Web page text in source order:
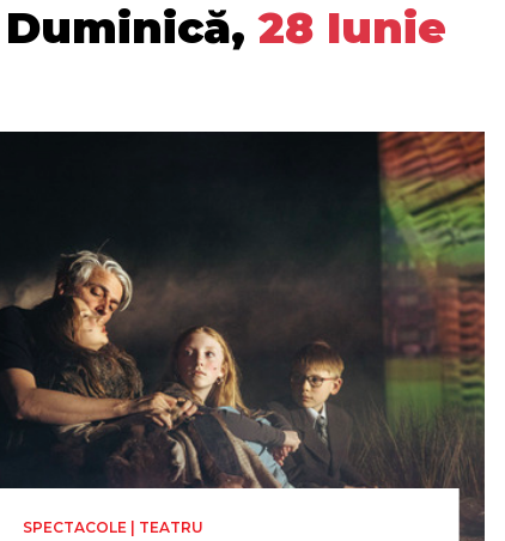
Duminică,28 Iunie
SPECTACOLE | TEATRU